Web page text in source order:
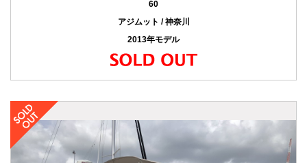
60
アジムット / 神奈川
2013年モデル